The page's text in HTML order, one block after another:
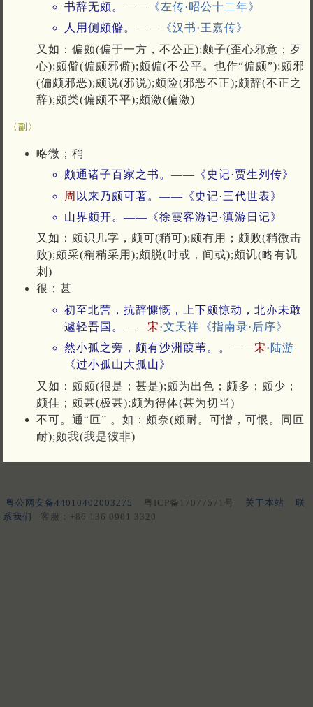
书辞无颇。——
《左传·昭公十二年》
人用侧颇僻。——
《汉书·王嘉传》
又如：偏颇(偏于一方，不公正);颇子(歪心邪意；歹
心);颇僻(偏颇邪僻);颇偏(不公平。也作“偏颇”);颇邪
(偏颇邪恶);颇说(邪说);颇险(邪恶不正);颇辞(不正之
辞);颇类(偏颇不平);颇激(偏激)
〈副〉
略微；稍
颇通诸子百家之书。——《史记·贾生列传》
周 以来乃颇可著。——《史记·三代世表》
山界颇开。——《徐霞客游记·滇游日记》
又如：颇识几字，颇可(稍可);颇有用；颇败(稍微击
败);颇采(稍稍采用);颇脱(时或，间或);颇讥(略有讥
刺)
很；甚
初至北营，抗辞慷慨，上下颇惊动，北亦未敢
遽轻吾国。——宋·文天祥
《指南录·后序》
然小孤之旁，颇有沙洲葭苇。。——宋· 陆游
《过小孤山大孤山》
又如：颇颇(很是；甚是);颇为出色；颇多；颇少；
颇佳；颇甚(极甚);颇为得体(甚为切当)
不可。通“叵” 。如：颇奈(颇耐。可憎，可恨。同叵
耐);颇我(我是彼非)
粤公网安备44010402003275 粤ICP备17077571号 关于本站
联
系我们
客服：+86 136 0901 3320